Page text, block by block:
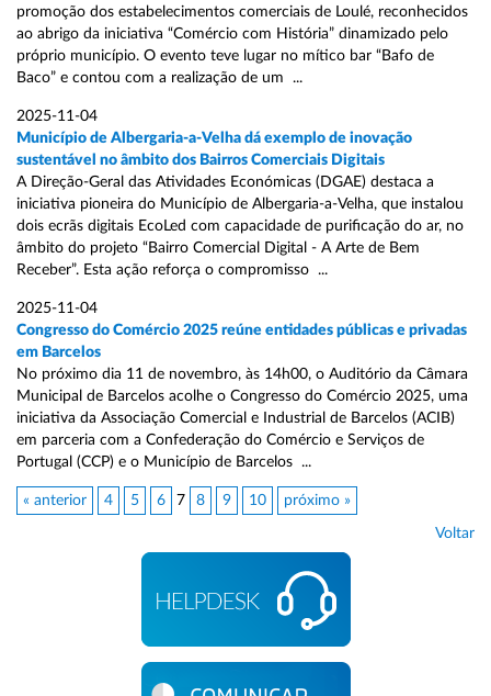
promoção dos estabelecimentos comerciais de Loulé, reconhecidos
ao abrigo da iniciativa “Comércio com História” dinamizado pelo
próprio município. O evento teve lugar no mítico bar “Bafo de
Baco” e contou com a realização de um ...
2025-11-04
Município de Albergaria-a-Velha dá exemplo de inovação
sustentável no âmbito dos Bairros Comerciais Digitais
A Direção-Geral das Atividades Económicas (DGAE) destaca a
iniciativa pioneira do Município de Albergaria-a-Velha, que instalou
dois ecrãs digitais EcoLed com capacidade de purificação do ar, no
âmbito do projeto “Bairro Comercial Digital - A Arte de Bem
Receber”. Esta ação reforça o compromisso ...
2025-11-04
Congresso do Comércio 2025 reúne entidades públicas e privadas
em Barcelos
No próximo dia 11 de novembro, às 14h00, o Auditório da Câmara
Municipal de Barcelos acolhe o Congresso do Comércio 2025, uma
iniciativa da Associação Comercial e Industrial de Barcelos (ACIB)
em parceria com a Confederação do Comércio e Serviços de
Portugal (CCP) e o Município de Barcelos ...
« anterior 4 5 6 7 8 9 10 próximo »
Voltar